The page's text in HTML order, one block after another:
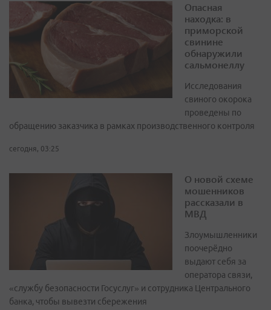
Опасная
находка: в
приморской
свинине
обнаружили
сальмонеллу
Исследования
свиного окорока
проведены по
обращению заказчика в рамках производственного контроля
сегодня, 03:25
О новой схеме
мошенников
рассказали в
МВД
Злоумышленники
поочерёдно
выдают себя за
оператора связи,
«службу безопасности Госуслуг» и сотрудника Центрального
банка, чтобы вывезти сбережения